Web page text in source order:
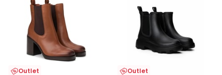
Outlet Outlet